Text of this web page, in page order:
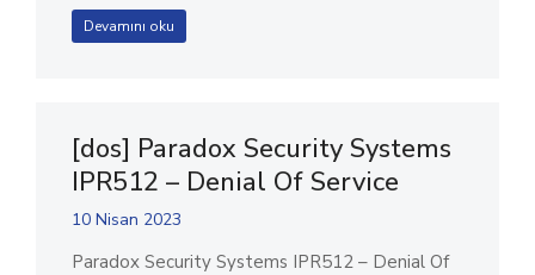
Devamını oku
[dos] Paradox Security Systems
IPR512 – Denial Of Service
10 Nisan 2023
Paradox Security Systems IPR512 – Denial Of